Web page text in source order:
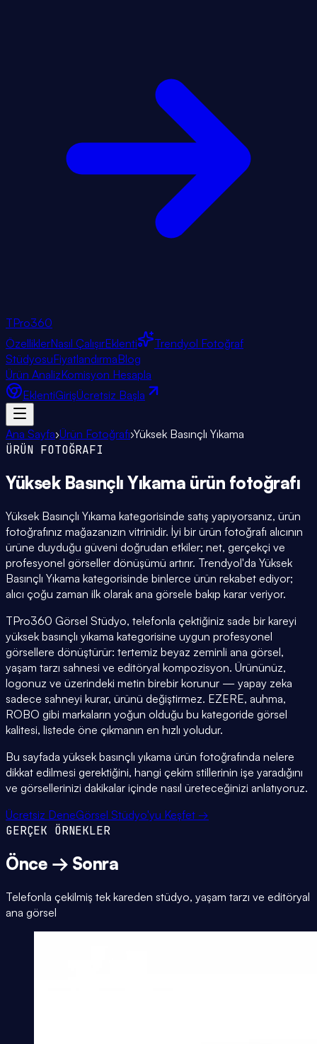
TPro360
ÖzelliklerNasıl ÇalışırEklenti
Trendyol Fotoğraf
StüdyosuFiyatlandırmaBlog
Ürün AnalizKomisyon Hesapla
EklentiGirişÜcretsiz Başla
Ana Sayfa›Ürün Fotoğrafı›Yüksek Basınçlı Yıkama
ÜRÜN FOTOĞRAFI
Yüksek Basınçlı Yıkama ürün fotoğrafı
Yüksek Basınçlı Yıkama kategorisinde satış yapıyorsanız, ürün
fotoğrafınız mağazanızın vitrinidir. İyi bir ürün fotoğrafı alıcının
ürüne duyduğu güveni doğrudan etkiler; net, gerçekçi ve
profesyonel görseller dönüşümü artırır. Trendyol'da Yüksek
Basınçlı Yıkama kategorisinde binlerce ürün rekabet ediyor;
alıcı çoğu zaman ilk olarak ana görsele bakıp karar veriyor.
TPro360 Görsel Stüdyo, telefonla çektiğiniz sade bir kareyi
yüksek basınçlı yıkama kategorisine uygun profesyonel
görsellere dönüştürür: tertemiz beyaz zeminli ana görsel,
yaşam tarzı sahnesi ve editöryal kompozisyon. Ürününüz,
logonuz ve üzerindeki metin birebir korunur — yapay zeka
sadece sahneyi kurar, ürünü değiştirmez. EZERE, auhma,
ROBO gibi markaların yoğun olduğu bu kategoride görsel
kalitesi, listede öne çıkmanın en hızlı yoludur.
Bu sayfada yüksek basınçlı yıkama ürün fotoğrafında nelere
dikkat edilmesi gerektiğini, hangi çekim stillerinin işe yaradığını
ve görsellerinizi dakikalar içinde nasıl üreteceğinizi anlatıyoruz.
Ücretsiz DeneGörsel Stüdyo'yu Keşfet →
GERÇEK ÖRNEKLER
Önce → Sonra
Telefonla çekilmiş tek kareden stüdyo, yaşam tarzı ve editöryal
ana görsel